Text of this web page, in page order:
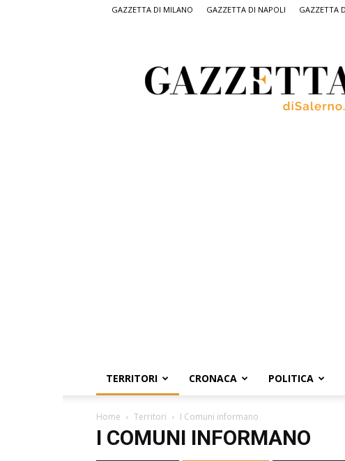
GAZZETTA DI MILANO GAZZETTA DI NAPOLI GAZZETTA
Salerno,
il
quotidiano
TERRITORI CRONACA POLITICA
Home Territori I Comuni informano
I COMUNI INFORMANO